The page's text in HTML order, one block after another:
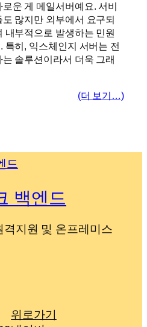
운 게 메일서버예요. 서비
많지만 외부에서 요구되
내부적으로 발생하는 민원
특히, 익스체인지 서버는 전
솔루션이라서 더욱 그래
(더 보기…)
백엔드
지원 및 온프레미스
위로가기